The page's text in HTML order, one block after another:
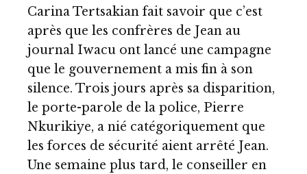
Carina Tertsakian fait savoir que c’est
après que les confrères de Jean au
journal Iwacu ont lancé une campagne
que le gouvernement a mis fin à son
silence. Trois jours après sa disparition,
le porte-parole de la police, Pierre
Nkurikiye, a nié catégoriquement que
les forces de sécurité aient arrêté Jean.
Une semaine plus tard, le conseiller en